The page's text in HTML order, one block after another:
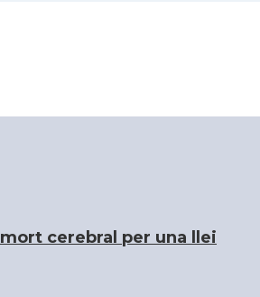
cerebral per una llei